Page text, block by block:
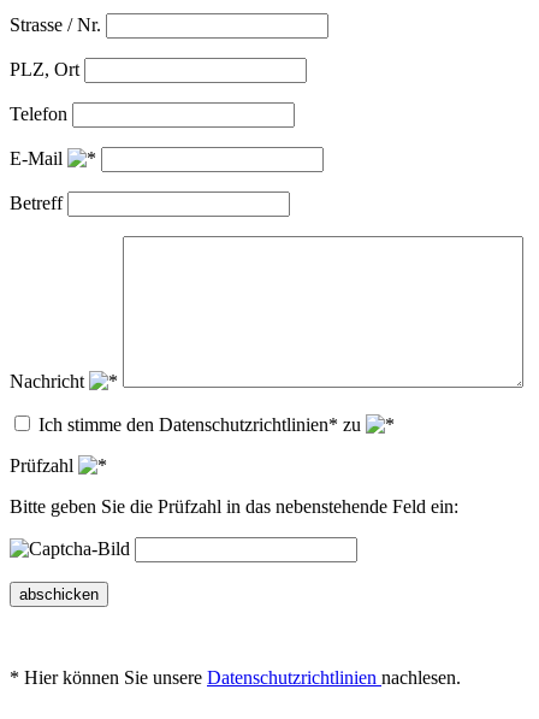
Strasse / Nr.
PLZ, Ort
Telefon
E-Mail
Betreff
Nachricht
Ich stimme den Datenschutzrichtlinien* zu
Prüfzahl
Bitte geben Sie die Prüfzahl in das nebenstehende Feld ein:
abschicken
* Hier können Sie unsere Datenschutzrichtlinien nachlesen.